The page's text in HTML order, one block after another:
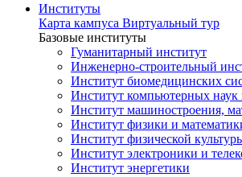
Институты
Карта кампуса Виртуальный тур
Базовые институты
Гуманитарный институт
Инженерно-строительный
Институт биомедицинских
Институт компьютерных наук
Институт машиностроения,
Институт физики и
Институт физической
Институт электроники и
Институт энергетики